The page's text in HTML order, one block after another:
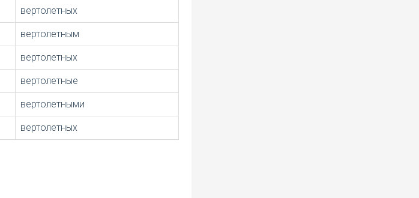
вертолетных
вертолетным
вертолетных
вертолетные
вертолетными
вертолетных